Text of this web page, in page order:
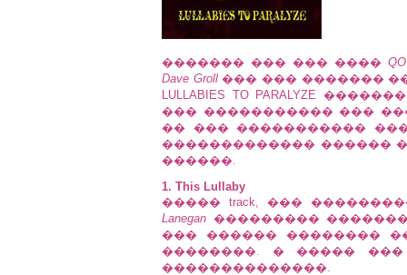
������� ��� ��� ����
Dave Groll��� ��� �������
LULLABIES TO PARALYZE
��� ����������� ���
�� ��� �����������
������������� ������
������.
1. This Lullaby
����� track, ���
Lanegan ���������
��� ������ ��������
��������. � �����
��������������.